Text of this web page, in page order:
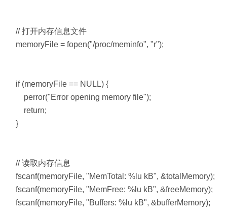
// 打开内存信息文件
memoryFile = fopen("/proc/meminfo", "r");
if (memoryFile == NULL) {
perror("Error opening memory file");
return;
}
// 读取内存信息
fscanf(memoryFile, "MemTotal: %lu kB", &totalMemory);
fscanf(memoryFile, "MemFree: %lu kB", &freeMemory);
fscanf(memoryFile, "Buffers: %lu kB", &bufferMemory);